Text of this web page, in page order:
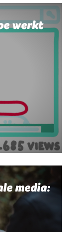
werkt
media: